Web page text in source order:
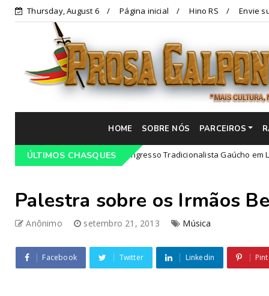
Thursday, August 6 Página inicial Hino RS Envie
HOME SOBRE NÓS PARCEIROS
ÚLTIMOS CHASQUES
Programação do 68º Congresso Tradicionalista Gaúcho em Lajeado-
Palestra sobre os Irmãos
Anônimo setembro 21, 2013 Música
Facebook Twitter Linkedin